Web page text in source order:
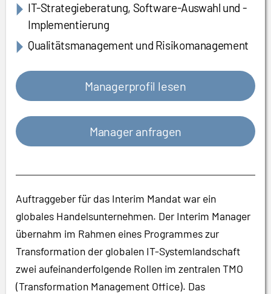
IT-Strategieberatung, Software-Auswahl und -
Implementierung
Qualitätsmanagement und Risikomanagement
Managerprofil lesen
Manager anfragen
Auftraggeber für das Interim Mandat war ein
globales Handelsunternehmen. Der Interim Manager
übernahm im Rahmen eines Programmes zur
Transformation der globalen IT-Systemlandschaft
zwei aufeinanderfolgende Rollen im zentralen TMO
(Transformation Management Office). Das